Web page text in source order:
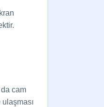
cam